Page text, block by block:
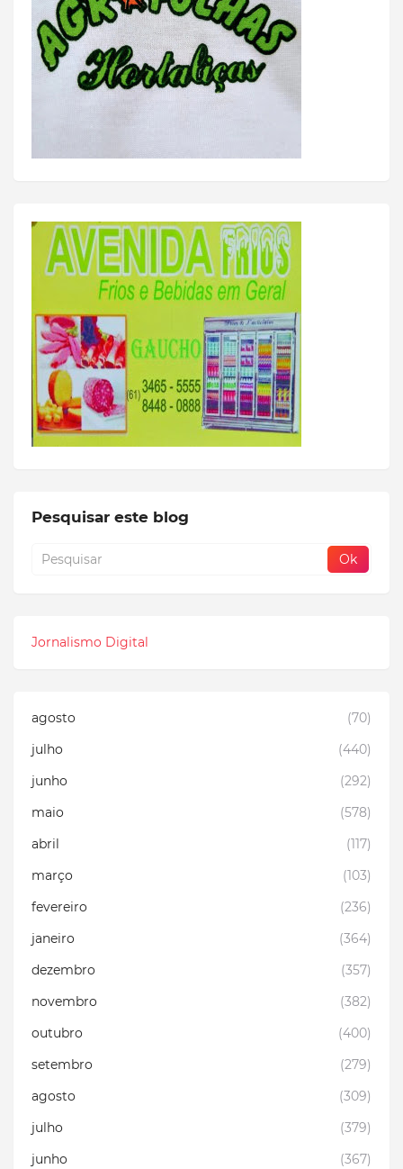
Pesquisar este blog
Jornalismo Digital
agosto
(70)
julho
(440)
junho
(292)
maio
(578)
abril
(117)
março
(103)
fevereiro
(236)
janeiro
(364)
dezembro
(357)
novembro
(382)
outubro
(400)
setembro
(279)
agosto
(309)
julho
(379)
junho
(367)